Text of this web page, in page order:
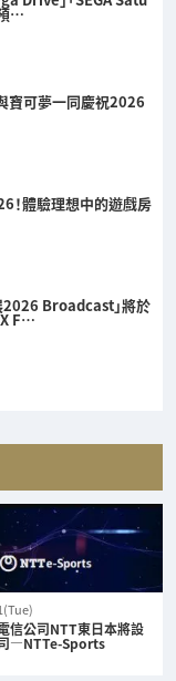
…
寶可夢一同慶祝2026
！體驗理想中的遊戲房
2026 Broadcast」將於
F…
信公司NTT東日本將設
—NTTe-Sports